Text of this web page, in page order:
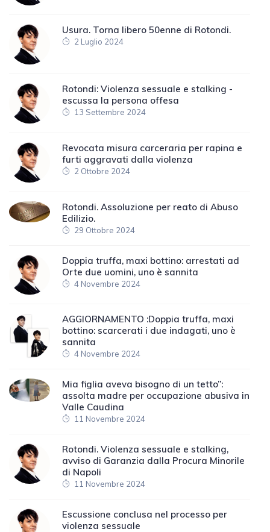
Usura. Torna libero 50enne di Rotondi.
2 Luglio 2024
Rotondi: Violenza sessuale e stalking -
escussa la persona offesa
13 Settembre 2024
Revocata misura carceraria per rapina e
furti aggravati dalla violenza
2 Ottobre 2024
Rotondi. Assoluzione per reato di Abuso
Edilizio.
29 Ottobre 2024
Doppia truffa, maxi bottino: arrestati ad
Orte due uomini, uno è sannita
4 Novembre 2024
AGGIORNAMENTO :Doppia truffa, maxi
bottino: scarcerati i due indagati, uno è
sannita
4 Novembre 2024
Mia figlia aveva bisogno di un tetto”:
assolta madre per occupazione abusiva in
Valle Caudina
11 Novembre 2024
Rotondi. Violenza sessuale e stalking,
avviso di Garanzia dalla Procura Minorile
di Napoli
11 Novembre 2024
Escussione conclusa nel processo per
violenza sessuale